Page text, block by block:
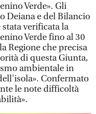
Verde». Gli
Deiana e del Bilancio
stata verificata la
Verde fino al 30
Regione che precisa
di questa Giunta,
ambientale in
Confermato
le note difficoltà